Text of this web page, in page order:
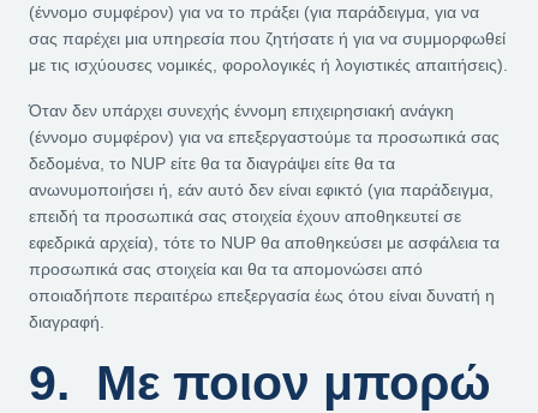
(έννομο συμφέρον) για να το πράξει (για παράδειγμα, για να
σας παρέχει μια υπηρεσία που ζητήσατε ή για να συμμορφωθεί
με τις ισχύουσες νομικές, φορολογικές ή λογιστικές απαιτήσεις).
Όταν δεν υπάρχει συνεχής έννομη επιχειρησιακή ανάγκη
(έννομο συμφέρον) για να επεξεργαστούμε τα προσωπικά σας
δεδομένα, το NUP είτε θα τα διαγράψει είτε θα τα
ανωνυμοποιήσει ή, εάν αυτό δεν είναι εφικτό (για παράδειγμα,
επειδή τα προσωπικά σας στοιχεία έχουν αποθηκευτεί σε
εφεδρικά αρχεία), τότε το NUP θα αποθηκεύσει με ασφάλεια τα
προσωπικά σας στοιχεία και θα τα απομονώσει από
οποιαδήποτε περαιτέρω επεξεργασία έως ότου είναι δυνατή η
διαγραφή.
9. Με ποιον μπορώ